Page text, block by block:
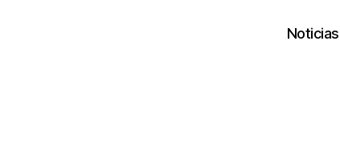
Noticias